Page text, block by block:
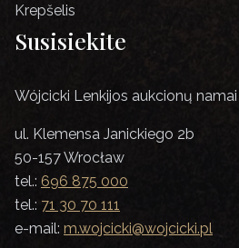
Krepšelis
Susisiekite
Wójcicki Lenkijos aukcionų namai
ul. Klemensa Janickiego 2b
50-157 Wrocław
tel.: 696 875 000
tel.: 71 30 70 111
e-mail: m.wojcicki@wojcicki.pl